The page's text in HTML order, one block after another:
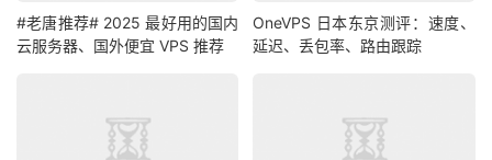
#老唐推荐# 2025 最好用的国内
云服务器、国外便宜 VPS 推荐
OneVPS 日本东京测评：速度、
延迟、丢包率、路由跟踪